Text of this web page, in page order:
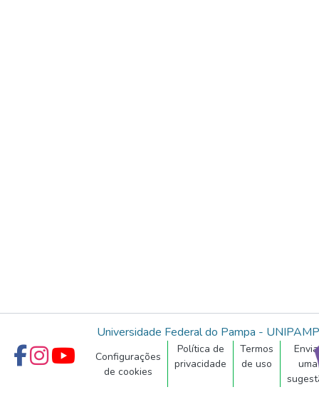
Universidade Federal do Pampa -
Configurações
de cookies
Política de
privacidade
Termos
de uso
uma